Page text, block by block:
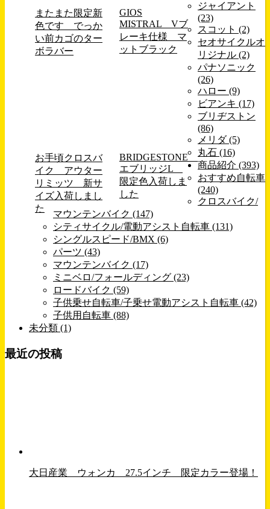
またまた限定新
色です でっか
い前カゴのター
ボラバー
GIOS
MISTRAL Vブ
レーキ仕様 マ
ットブラック
お手頃クロスバ
イク アウター
リミッツ 新サ
イズ入荷しまし
た
BRIDGESTONE
エブリッジL
限定色入荷しま
した
ジャイアント
(23)
スコット (2)
セオサイクルオ
リジナル (2)
パナソニック
(26)
ハロー (9)
ビアンキ (17)
ブリヂストン
(86)
メリダ (5)
丸石 (16)
商品紹介 (393)
おすすめ自転車
(240)
クロスバイク/
マウンテンバイク (147)
シティサイクル/電動アシスト自転車 (131)
シングルスピード/BMX (6)
パーツ (43)
マウンテンバイク (17)
ミニベロ/フォールディング (23)
ロードバイク (59)
子供乗せ自転車/子乗せ電動アシスト自転車 (42)
子供用自転車 (88)
未分類 (1)
最近の投稿
大日産業 ウォンカ 27.5インチ 限定カラー登場！